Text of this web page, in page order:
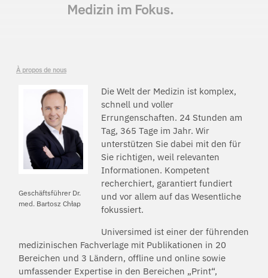
Medizin im Fokus.
À propos de nous
Geschäftsführer Dr.
med. Bartosz Chłap
Die Welt der Medizin ist komplex,
schnell und voller
Errungenschaften. 24 Stunden am
Tag, 365 Tage im Jahr. Wir
unterstützen Sie dabei mit den für
Sie richtigen, weil relevanten
Informationen. Kompetent
recherchiert, garantiert fundiert
und vor allem auf das Wesentliche
fokussiert.
Universimed ist einer der führenden
medizinischen Fachverlage mit Publikationen in 20
Bereichen und 3 Ländern, offline und online sowie
umfassender Expertise in den Bereichen „Print“,